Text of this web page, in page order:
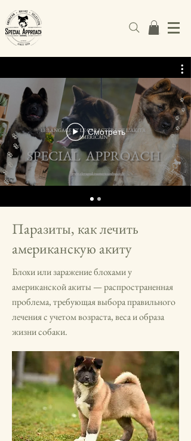
Смотреть
Паразиты, как лечить
американскую акиту
Блохи или заражение блохами у
американской акиты — распространенная
проблема, требующая выбора правильного
лечения с учетом возраста, веса и образа
жизни собаки.